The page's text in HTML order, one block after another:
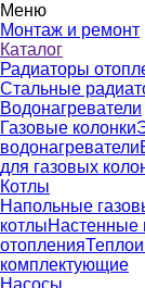
Меню
Монтаж и ремонт
Каталог
Радиаторы
Стальные
Водонагреватели
Газовые колонки
водонагреватели
для газовых
Котлы
Напольные
котлыНастенные
отопления
комплектующие